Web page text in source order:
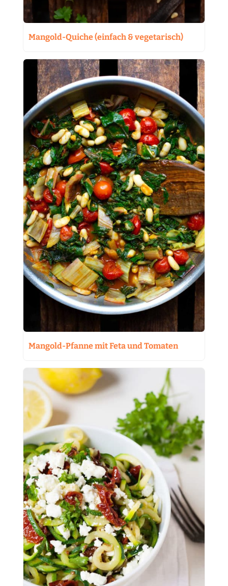
Mangold-Quiche (einfach & vegetarisch)
Mangold-Pfanne mit Feta und Tomaten